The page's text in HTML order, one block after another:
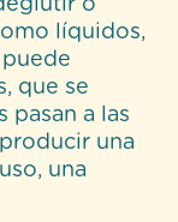
o
líquidos,
que se
pasan a las
una
una